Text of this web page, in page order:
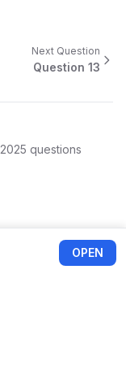
Next Question
Question 13
2025 questions
OPEN